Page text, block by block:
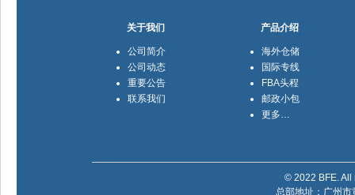
关于我们
公司简介
公司动态
重要公告
联系我们
产品介绍
海外仓储
国际专线
FBA头程
邮政小包
更多…
© 2022 BFE.
总部地址：广州